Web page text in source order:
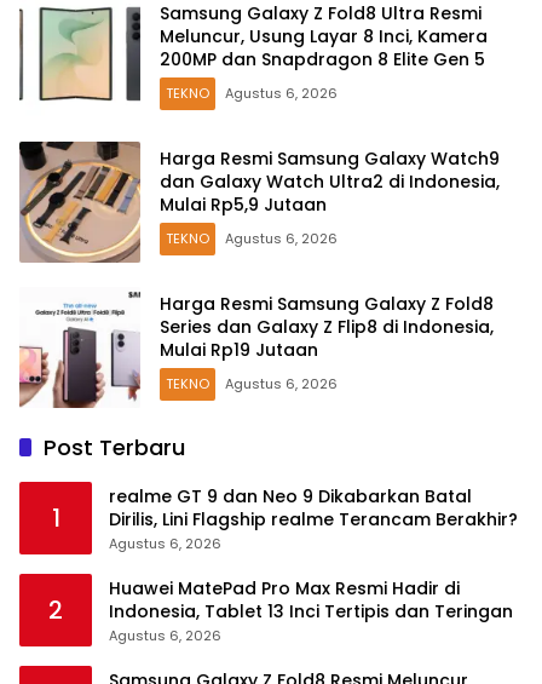
Samsung Galaxy Z Fold8 Ultra Resmi
Meluncur, Usung Layar 8 Inci, Kamera
200MP dan Snapdragon 8 Elite Gen 5
TEKNO Agustus 6, 2026
Harga Resmi Samsung Galaxy Watch9
dan Galaxy Watch Ultra2 di Indonesia,
Mulai Rp5,9 Jutaan
TEKNO Agustus 6, 2026
Harga Resmi Samsung Galaxy Z Fold8
Series dan Galaxy Z Flip8 di Indonesia,
Mulai Rp19 Jutaan
TEKNO Agustus 6, 2026
Post Terbaru
1
realme GT 9 dan Neo 9 Dikabarkan Batal
Dirilis, Lini Flagship realme Terancam Berakhir?
Agustus 6, 2026
2
Huawei MatePad Pro Max Resmi Hadir di
Indonesia, Tablet 13 Inci Tertipis dan Teringan
Agustus 6, 2026